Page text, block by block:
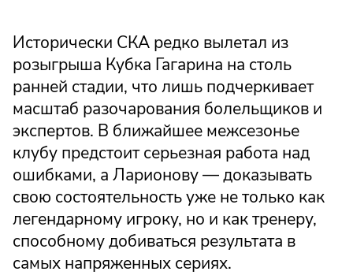
Исторически СКА редко вылетал из
розыгрыша Кубка Гагарина на столь
ранней стадии, что лишь подчеркивает
масштаб разочарования болельщиков и
экспертов. В ближайшее межсезонье
клубу предстоит серьезная работа над
ошибками, а Ларионову — доказывать
свою состоятельность уже не только как
легендарному игроку, но и как тренеру,
способному добиваться результата в
самых напряженных сериях.